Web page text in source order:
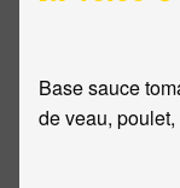
Base sauce
de veau,